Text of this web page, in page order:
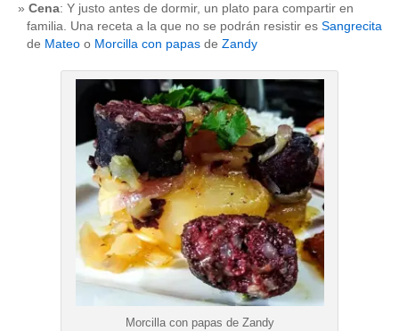
Cena: Y justo antes de dormir, un plato para compartir en
familia. Una receta a la que no se podrán resistir es Sangrecita
de Mateo o Morcilla con papas de Zandy
Morcilla con papas de Zandy